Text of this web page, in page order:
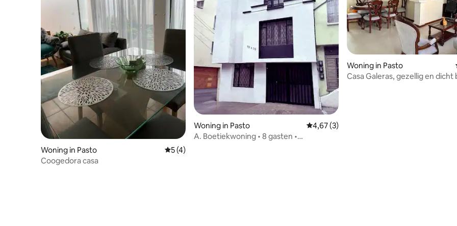
Woning in Pasto Gemiddelde beoordeling van 5 uit 5, 4 recensies
5 (4)
Coogedora casa
Woning in Pasto Gemiddelde beoordeling van 4,67 uit 5, 3
4,67 (3)
A. Boetiekwoning • 8 gasten •
Woning in Pasto
Casa Galeras, gezellig en dicht